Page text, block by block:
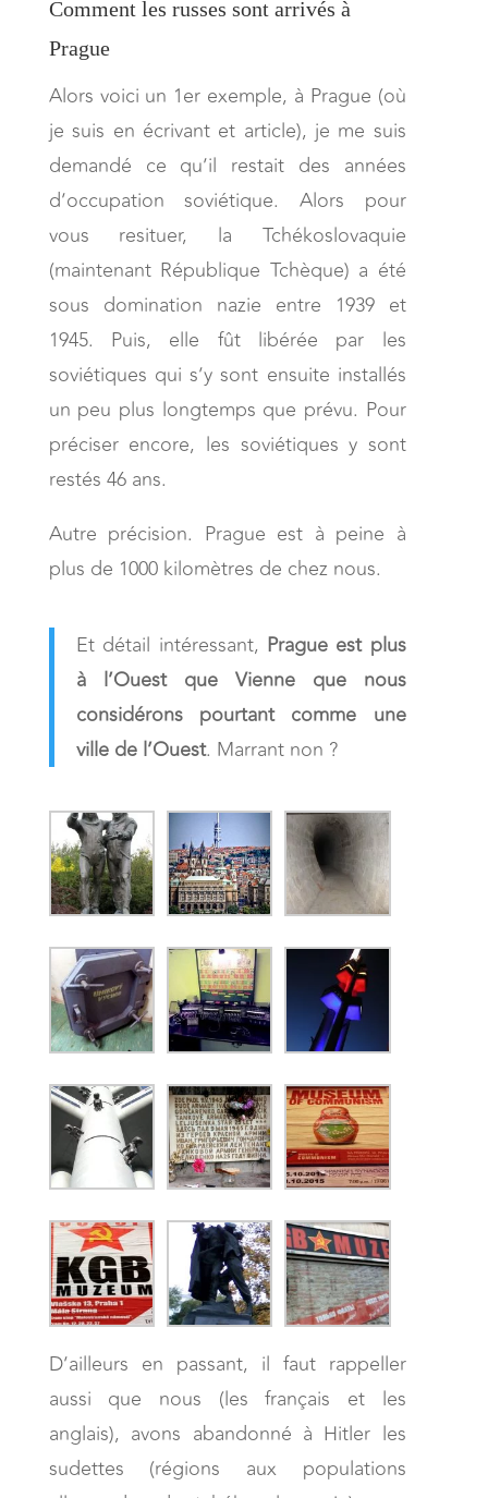
Comment les russes sont arrivés à
Prague
Alors voici un 1er exemple, à Prague (où
je suis en écrivant et article), je me suis
demandé ce qu’il restait des années
d’occupation soviétique. Alors pour
vous resituer, la Tchékoslovaquie
(maintenant République Tchèque) a été
sous domination nazie entre 1939 et
1945. Puis, elle fût libérée par les
soviétiques qui s’y sont ensuite installés
un peu plus longtemps que prévu. Pour
préciser encore, les soviétiques y sont
restés 46 ans.
Autre précision. Prague est à peine à
plus de 1000 kilomètres de chez nous.
Et détail intéressant, Prague est plus
à l’Ouest que Vienne que nous
considérons pourtant comme une
ville de l’Ouest. Marrant non ?
D’ailleurs en passant, il faut rappeller
aussi que nous (les français et les
anglais), avons abandonné à Hitler les
sudettes (régions aux populations